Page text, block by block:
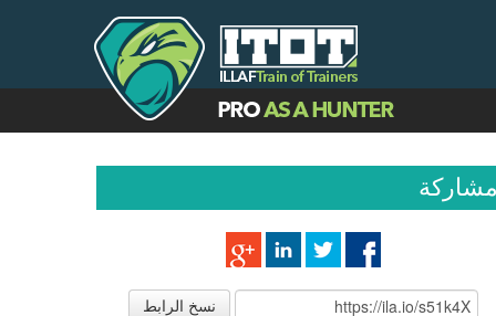
مشاركة
نسخ الرابط